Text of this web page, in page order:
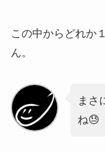
この中からどれか
ん。
まさ
ね😓